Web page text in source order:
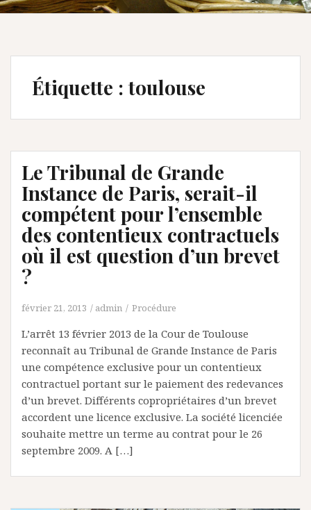
Étiquette :toulouse
Le Tribunal de Grande
Instance de Paris, serait-il
compétent pour l’ensemble
des contentieux contractuels
où il est question d’un brevet
?
février 21, 2013 admin Procédure
L’arrêt 13 février 2013 de la Cour de Toulouse
reconnaît au Tribunal de Grande Instance de Paris
une compétence exclusive pour un contentieux
contractuel portant sur le paiement des redevances
d’un brevet. Différents copropriétaires d’un brevet
accordent une licence exclusive. La société licenciée
souhaite mettre un terme au contrat pour le 26
septembre 2009. A […]